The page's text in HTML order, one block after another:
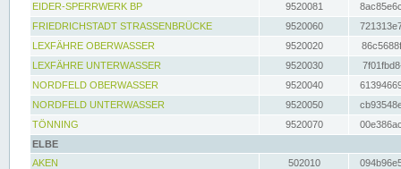
EIDER-SPERRWERK BP
9520081
FRIEDRICHSTADT STRASSENBRÜCKE
9520060
LEXFÄHRE OBERWASSER
9520020
LEXFÄHRE UNTERWASSER
9520030
NORDFELD OBERWASSER
9520040
NORDFELD UNTERWASSER
9520050
TÖNNING
9520070
ELBE
AKEN
502010